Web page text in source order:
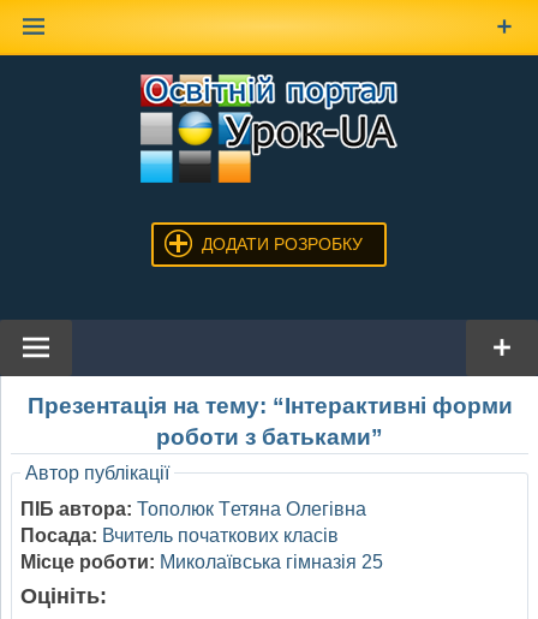
ДОДАТИ РОЗРОБКУ
Презентація на тему: “Інтерактивні форми
роботи з батьками”
Автор публікації
ПІБ автора: Тополюк Tетяна Олегівна
Посада: Вчитель початкових класів
Місце роботи: Миколаївська гімназія 25
Оцініть: